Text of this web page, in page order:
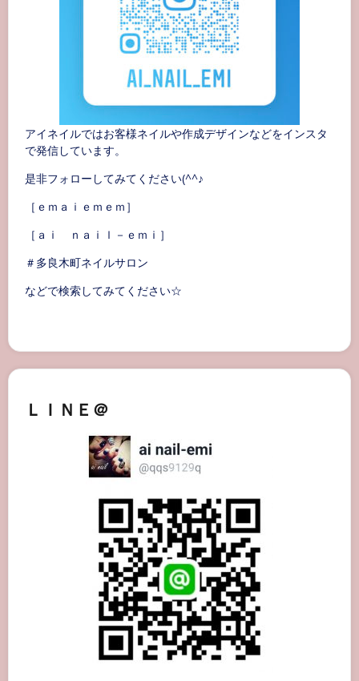
アイネイルではお客様ネイルや作成デザインなどをインスタ
で発信しています。
是非フォローしてみてください(^^♪
［ｅｍａｉｅｍｅｍ］
［ａｉ ｎａｉｌ－ｅｍｉ］
＃多良木町ネイルサロン
などで検索してみてください☆
ＬＩＮＥ＠